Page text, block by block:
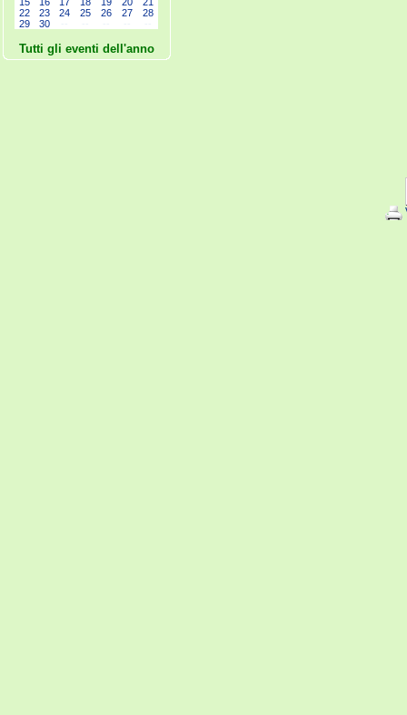
22
23 24 25 26 27
28
29
30
Tutti gli eventi dell'anno